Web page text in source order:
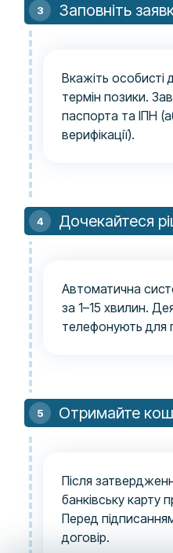
Заповніть
Вкажіть особисті
термін позики.
паспорта та ІПН
верифікації).
Дочекайтеся
Автоматична
за 1–15 хвилин.
телефонують для
Отримайте
Після
банківську карту
Перед
договір.